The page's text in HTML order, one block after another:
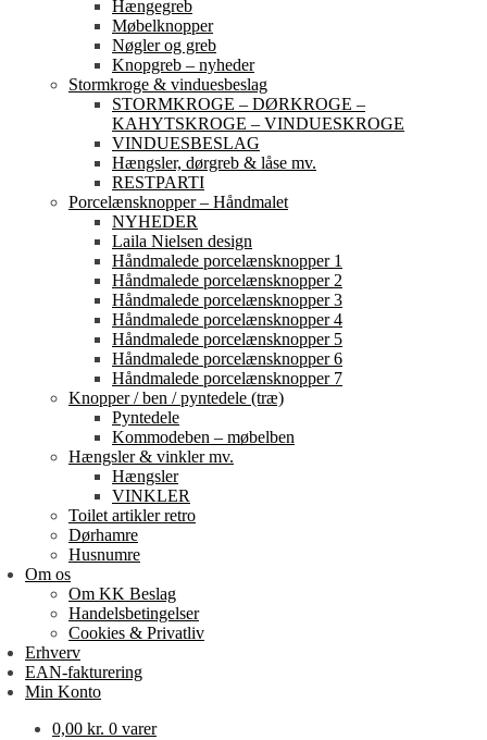
Hængegreb
Møbelknopper
Nøgler og greb
Knopgreb – nyheder
Stormkroge & vinduesbeslag
STORMKROGE – DØRKROGE –
KAHYTSKROGE – VINDUESKROGE
VINDUESBESLAG
Hængsler, dørgreb & låse mv.
RESTPARTI
Porcelænsknopper – Håndmalet
NYHEDER
Laila Nielsen design
Håndmalede porcelænsknopper 1
Håndmalede porcelænsknopper 2
Håndmalede porcelænsknopper 3
Håndmalede porcelænsknopper 4
Håndmalede porcelænsknopper 5
Håndmalede porcelænsknopper 6
Håndmalede porcelænsknopper 7
Knopper / ben / pyntedele (træ)
Pyntedele
Kommodeben – møbelben
Hængsler & vinkler mv.
Hængsler
VINKLER
Toilet artikler retro
Dørhamre
Husnumre
Om os
Om KK Beslag
Handelsbetingelser
Cookies & Privatliv
Erhverv
EAN-fakturering
Min Konto
0,00 kr. 0 varer